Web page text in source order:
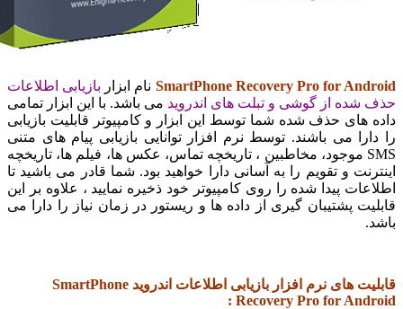
SmartPhone Recovery Pro forنام ابزاربازیابی اطلاعات
از گوشی و تبلت های اندروید می باشد. با این ابزار تمامی
حذف شده شما توسط این ابزار و کامپیوتر قابلیت بازیابی
می باشند. توسط نرم افزار توانایی بازیابی پیام های متنی
SMS موجود، مخاطبین ، تاریخچه تماس، عکس ها، فیلم ها، تاریخچه
و تقویم را به آسانی دارا خواهید بود. شما قادر می باشید تا
پیدا شده را روی کامپیوتر خود ذخیره نمایید ، علاوه بر این
پشتیبان گیری از داده ها و ریستور در زمان نیاز را دارا می
قابلیت های نرم افزار بازیابی اطلاعات اندروید SmartPhone
Recovery Pro for